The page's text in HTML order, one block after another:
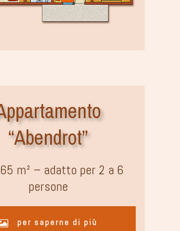
“Abendrot”
m² – adatto per 2 a 6
persone
per saperne di più